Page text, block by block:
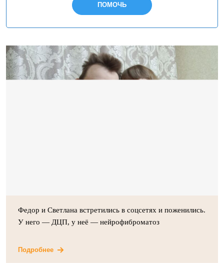
ПОМОЧЬ
Федор и Светлана встретились в соцсетях и поженились.
У него — ДЦП, у неё — нейрофиброматоз
Подробнее